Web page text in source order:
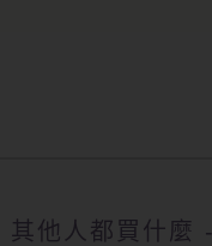
其他人都買什麼 -